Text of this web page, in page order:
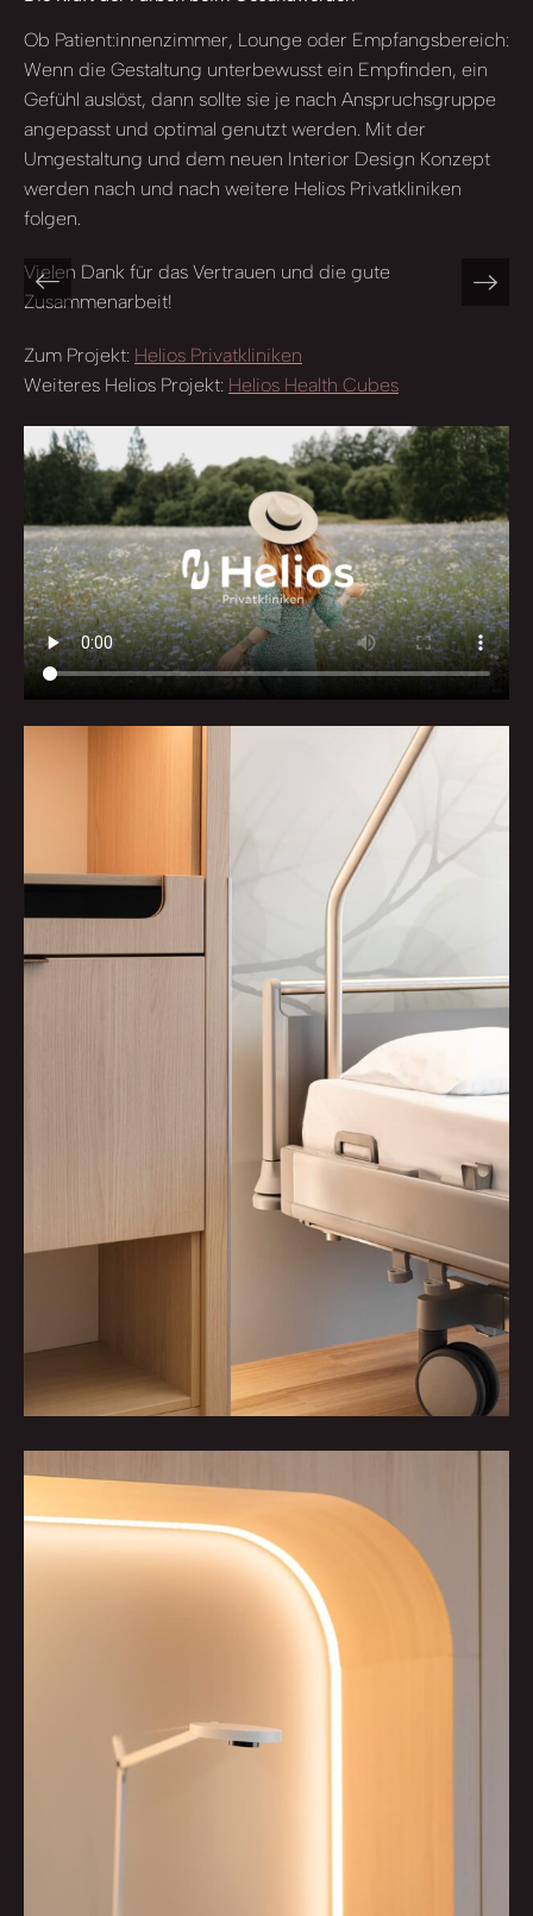
Ob Patient:innenzimmer, Lounge oder Empfangsbereich:
Wenn die Gestaltung unterbewusst ein Empfinden, ein
Gefühl auslöst, dann sollte sie je nach Anspruchsgruppe
angepasst und optimal genutzt werden. Mit der
Umgestaltung und dem neuen Interior Design Konzept
werden nach und nach weitere Helios Privatkliniken
folgen.
Vielen Dank für das Vertrauen und die gute
Zusammenarbeit!
Zum Projekt: Helios Privatkliniken
Weiteres Helios Projekt: Helios Health Cubes